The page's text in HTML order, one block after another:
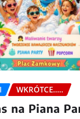
WKRÓTCE.....
na Piana